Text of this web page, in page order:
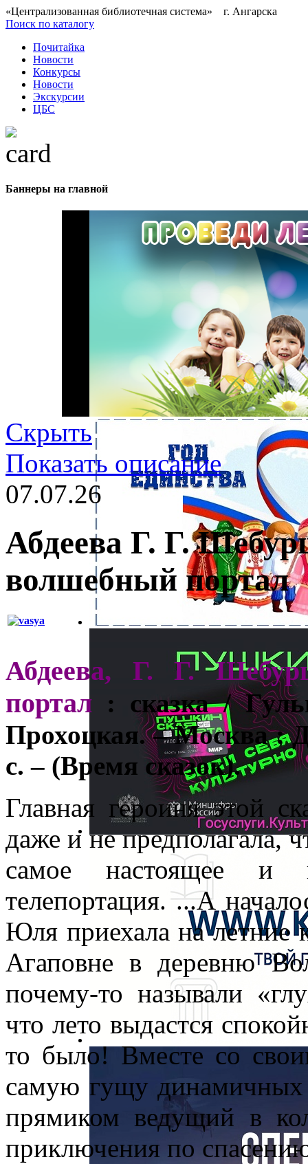
«Централизованная библиотечная система» г. Ангарска
Поиск по каталогу
Почитайка
Новости
Конкурсы
Новости
Экскурсии
ЦБС
Баннеры на главной
Скрыть
Показать описание
07.07.26
Абдеева Г. Г.
волшебный портал
Абдеева, Г. Г.
портал : сказка /
Прохоцкая. – Москва :
с. – (Время сказок).
Главная героиня этой
даже и не предполагала,
самое настоящее и
телепортация. ...А
Юля приехала на летние
Агаповне в деревню
почему-то называли
что лето выдастся
то было! Вместе со
самую гущу
прямиком ведущий в
приключения по